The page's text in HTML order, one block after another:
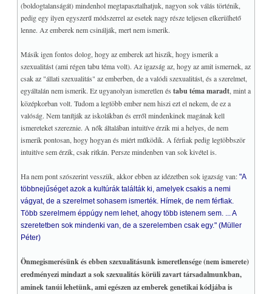
(boldogtalanságát) mindenhol megtapasztalhatjuk, nagyon sok válás történik,
pedig egy ilyen egyszerű módszerrel az esetek nagy része teljesen elkerülhető
lenne. Az emberek nem csinálják, mert nem ismerik.
Másik igen fontos dolog, hogy az emberek azt hiszik, hogy ismerik a
szexualitást (ami régen tabu téma volt). Az igazság az, hogy az amit ismernek, az
csak az "állati szexualitás" az emberben, de a valódi szexualitást, és a szerelmet,
egyáltalán nem ismerik. Ez ugyanolyan ismeretlen éstabu téma maradt , mint a
középkorban volt. Tudom a legtöbb ember nem hiszi ezt el nekem, de ez a
valóság. Nem tanítják az iskolákban és erről mindenkinek magának kell
ismereteket szereznie. A nők általában intuitíve érzik mi a helyes, de nem
ismerik pontosan, hogy hogyan és miért működik. A férfiak pedig legtöbbször
intuitíve sem érzik, csak ritkán. Persze mindenben van sok kivétel is.
Ha nem pont szószerint vesszük, akkor ebben az idézetben sok igazság van:"A
többnejűséget azok a kultúrák találták ki, amelyek csakis a nemi
vágyat, de a szerelmet sohasem ismerték. Hímek, de nem férfiak.
Több szerelmem éppúgy nem lehet, ahogy több istenem sem. ... A
szeretetben sok mindenki van, de a szerelemben csak egy." (Müller
Péter)
Önmegismerésünk és ebben szexualitásunk ismeretlensége (nem ismerete)
eredményezi mindazt a sok szexualitás körüli zavart társadalmunkban,
aminek tanúi lehetünk, ami egészen az emberek genetikai kódjába is